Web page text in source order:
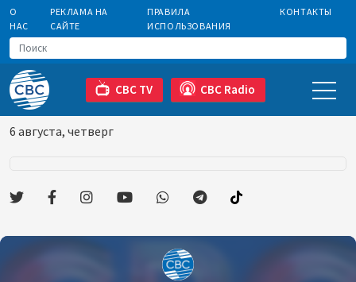
О
НАС
РЕКЛАМА НА
САЙТЕ
ПРАВИЛА
ИСПОЛЬЗОВАНИЯ
КОНТАКТЫ
CBC TV CBC Radio
6 августа, четверг